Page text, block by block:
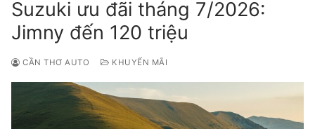
Suzuki ưu đãi tháng 7/2026:
Jimny đến 120 triệu
CẦN THƠ AUTO KHUYẾN MÃI